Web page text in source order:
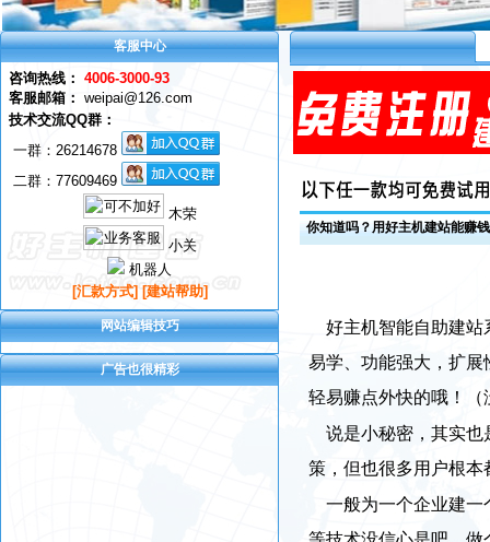
客服中心
咨询热线： 4006-3000-93
客服邮箱： weipai@126.com
技术交流QQ群：
一群： 26214678
二群：77609469
木荣
小关
机器人
[汇款方式] [建站帮助]
网站编辑技巧
广告也很精彩
你知道吗？用好主机建站能赚
好主机智能自助建站
易学、功能强大，扩
轻易赚点外快的哦！
说是小秘密，其实也
策，但也很多用户根
一般为一个企业建一